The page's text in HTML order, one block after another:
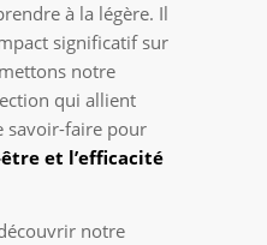
à la légère. Il
significatif sur
notre
qui allient
savoir-faire pour
et l’efficacité
notre